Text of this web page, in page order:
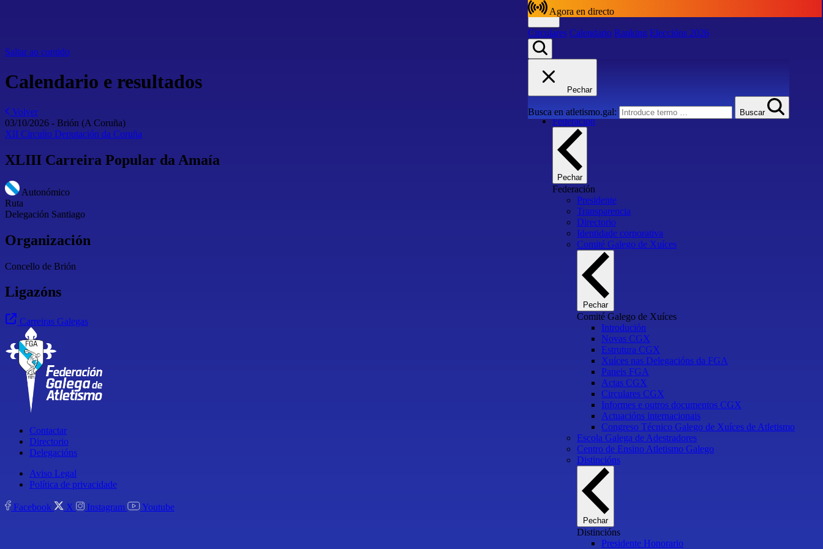
Saltar ao contido
Circulares Calendario Ranking Eleccións 2026
Pechar
Busca en atletismo.gal: Buscar
Calendario
Inicio
Federación
Pechar
Federación
Presidente
Transparencia
Directorio
Identidade corporativa
Comité Galego de Xuíces
Pechar
Comité Galego de Xuíces
Introdución
Novas CGX
Estrutura CGX
Xuíces nas Delegacións da FGA
Paneis FGA
Actas CGX
Circulares CGX
Informes e outros documentos CGX
Actuacións internacionais
Congreso Técnico Galego de Xuíces de Atletismo
Escola Galega de Adestradores
Centro de Ensino Atletismo Galego
Distincións
Pechar
Distincións
Presidente Honorario
Agora en directo
Calendario e resultados
Volver
03/10/2026 - Brión (A Coruña)
XII Circuíto Deputación da Coruña
XLIII Carreira Popular da Amaía
Autonómico
Ruta
Delegación Santiago
Organización
Concello de Brión
Ligazóns
Carreiras Galegas
Contactar
Directorio
Delegacións
Aviso Legal
Política de privacidade
Facebook X Instagram Youtube